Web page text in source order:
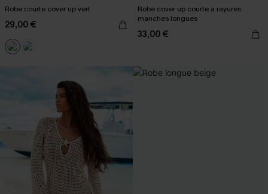
Robe courte cover up vert
29,00 €
Robe cover up courte à rayures
manches longues
33,00 €